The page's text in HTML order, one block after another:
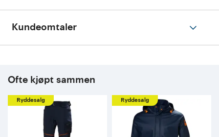
Kundeomtaler
Ofte kjøpt sammen
Ryddesalg Ryddesalg